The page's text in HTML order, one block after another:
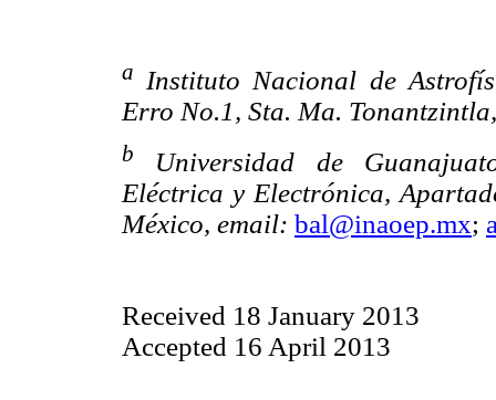
a
Instituto Nacional de
Erro No.1, Sta. Ma.
b
Universidad de
Eléctrica y Electrónica,
México, email: bal@inaoep.mx;
Received 18 January 2013
Accepted 16 April 2013